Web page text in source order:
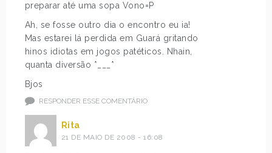
preparar até uma sopa Vono=P
Ah, se fosse outro dia o encontro eu ia!
Mas estarei lá perdida em Guará gritando
hinos idiotas em jogos patéticos. Nhain,
quanta diversão *___*
Bjos
RESPONDER ESSE COMENTÁRIO
Rita
21 DE MAIO DE 2008 - 16:08